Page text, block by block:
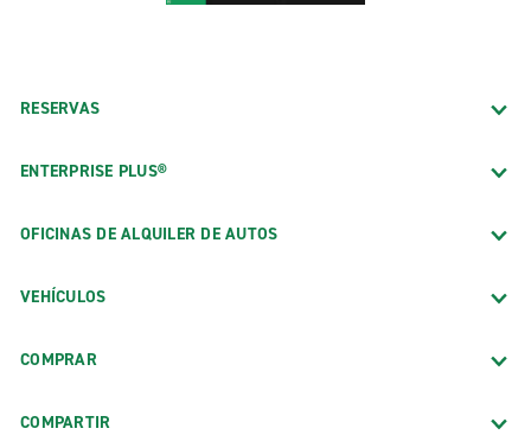
RESERVAS
ENTERPRISE PLUS®
OFICINAS DE ALQUILER DE AUTOS
VEHÍCULOS
COMPRAR
COMPARTIR